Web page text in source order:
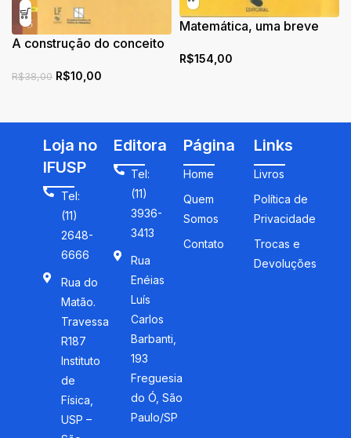
A construção do conceito
atividades fundamentais
R$38,00 R$10,00
Matemática, uma breve
R$154,00
Loja no
IFUSP
Tel:
(11)
2648-
6666
Rua do
Matão.
Travessa
R187
Instituto
de
Física,
USP –
Editora
Tel:
(11)
3936-
3413
Rua
Enéias
Luís
Carlos
Barbanti,
193
Freguesia
do Ó, São
Paulo/SP
Página
Home
Quem
Somos
Contato
Links
Livros
Política de
Privacidade
Trocas e
Devoluções